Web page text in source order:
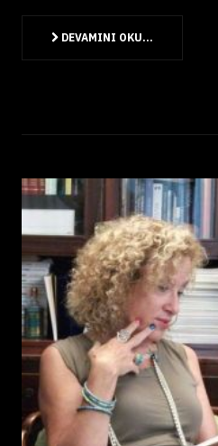
DEVAMINI OKU...